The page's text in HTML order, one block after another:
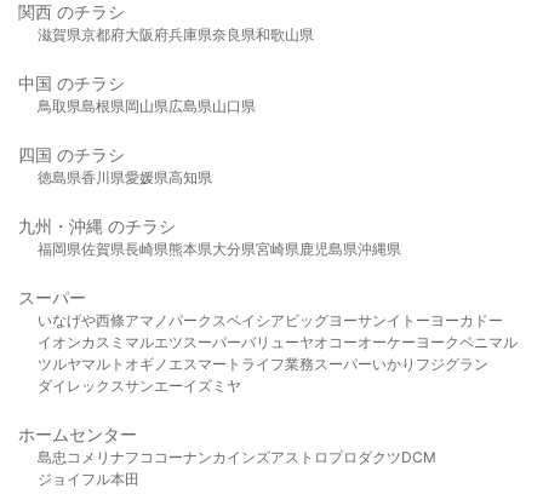
関西 のチラシ
滋賀県京都府大阪府兵庫県奈良県和歌山県
中国 のチラシ
鳥取県島根県岡山県広島県山口県
四国 のチラシ
徳島県香川県愛媛県高知県
九州・沖縄 のチラシ
福岡県佐賀県長崎県熊本県大分県宮崎県鹿児島県沖縄県
スーパー
いなげや西條アマノパークスベイシア ビッグヨーサンイトーヨーカドー
イオンカスミ マルエツスーパーバリューヤオコーオーケー ヨークベニマル
ツルヤマルト オギノ エスマート ライフ業務スーパーいかり フジグラン
ダイレックスサンエーイズミヤ
ホームセンター
島忠 コメリ ナフコ コーナンカインズアストロプロダクツDCM
ジョイフル本田